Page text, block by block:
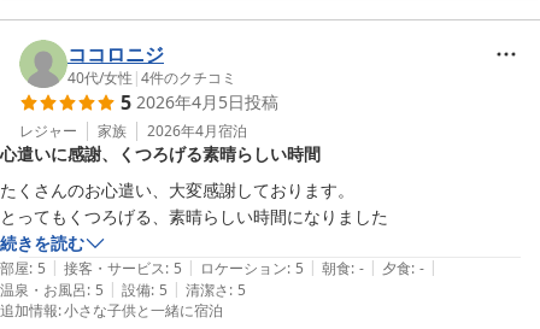
ゲストハウス ちはやふる
2026-03-24
ご滞在中、暖かく快適にお過ごしいただけたとのこと、大変嬉しく
拝読いたしました。
「もっとお部屋で長く過ごせばよかった」と
思っていただけるほどお寛ぎいただけたことは
私どもにとって何よりの喜びで嬉しいお言葉です。
お風呂や洗面まわりの備品、キッチン用品についてもご満足いただ
けたご様子に安堵いたしました。
ご滞在中、できる限りご不自由なくお過ごしいただけるよう準備し
ておりますので、そのように
ココロニジ
40代/女性 |4件のクチコミ
5 2026年4月5日投稿
レジャー 家族 2026年4月宿泊
心遣いに感謝、くつろげる素晴らしい時間
たくさんのお心遣い、大変感謝しております。
とってもくつろげる、素晴らしい時間になりました
続きを読む
部屋: 5 | 接客・サービス: 5 | ロケーション: 5 | 朝食: - | 夕食: - |
温泉・お風呂: 5 | 設備: 5 | 清潔さ: 5
追加情報:小さな子供と一緒に宿泊